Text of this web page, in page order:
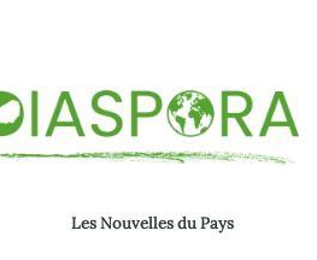
Les Nouvelles du Pays